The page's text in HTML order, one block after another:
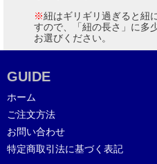
※紐はギリギリ過ぎると紐
すので、「紐の長さ」に多
お選びください。
GUIDE
ホーム
ご注文方法
お問い合わせ
特定商取引法に基づく表記